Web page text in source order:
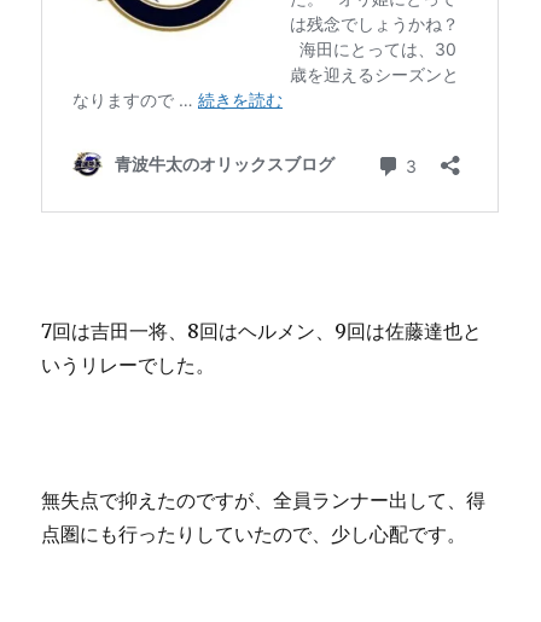
7回は吉田一将、8回はヘルメン、9回は佐藤達也と
いうリレーでした。
無失点で抑えたのですが、全員ランナー出して、得
点圏にも行ったりしていたので、少し心配です。